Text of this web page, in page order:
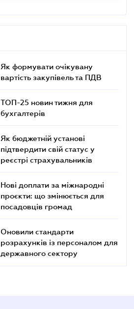
Як формувати очікувану
вартість закупівель та ПДВ
ТОП-25 новин тижня для
бухгалтерів
Як бюджетній установі
підтвердити свій статус у
реєстрі страхувальників
Нові доплати за міжнародні
проєкти: що змінюється для
посадовців громад
Оновили стандарти
розрахунків із персоналом для
державного сектору